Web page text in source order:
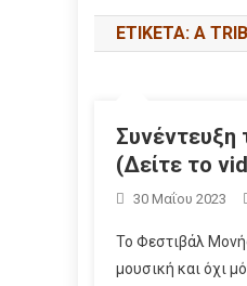
ΕΤΙΚΈΤΑ: A
Συνέντευξη
(Δείτε το
30 Μαΐου 2023
Το Φεστιβάλ
μουσική και όχι